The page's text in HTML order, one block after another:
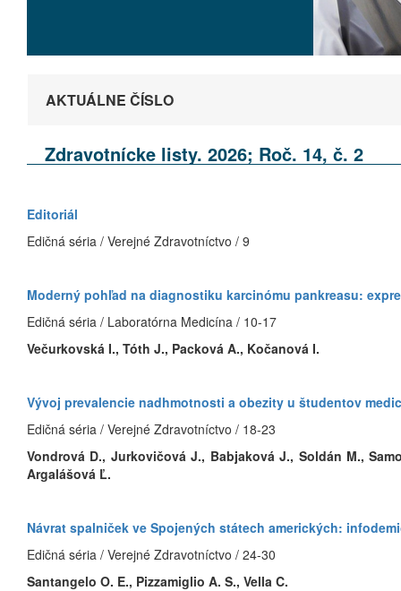
AKTUÁLNE ČÍSLO
Zdravotnícke listy. 2026; Roč. 14, č. 2
Editoriál
Edičná séria / Verejné Zdravotníctvo / 9
Moderný pohľad na diagnostiku karcinómu pankreasu:
Edičná séria / Laboratórna Medicína / 10-17
Večurkovská I., Tóth J., Packová A., Kočanová I.
Vývoj prevalencie nadhmotnosti a obezity u študentov
Edičná séria / Verejné Zdravotníctvo / 18-23
Vondrová D., Jurkovičová J., Babjaková J., Soldán M.,
Argalášová Ľ.
Návrat spalniček ve Spojených státech amerických:
Edičná séria / Verejné Zdravotníctvo / 24-30
Santangelo O. E., Pizzamiglio A. S., Vella C.